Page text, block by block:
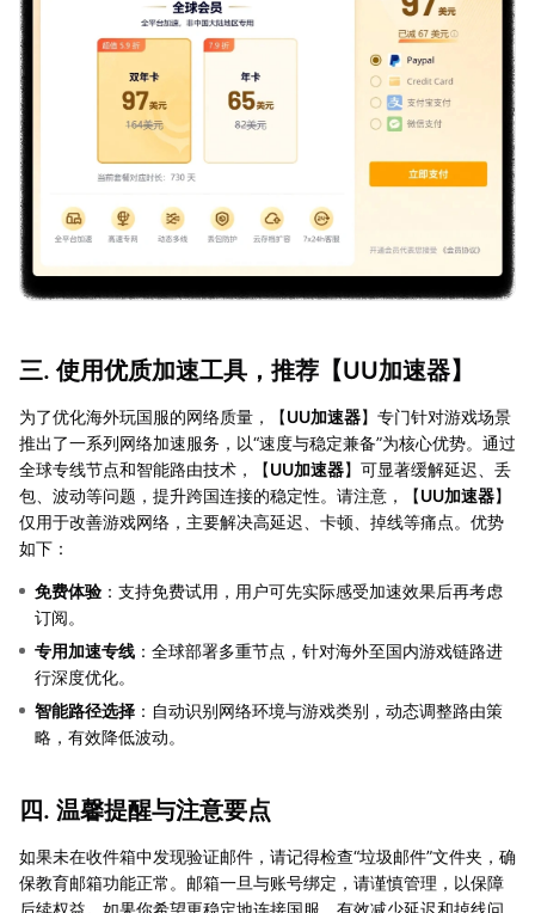
三. 使用优质加速工具，推荐【UU加速器】
为了优化海外玩国服的网络质量，【UU加速器】专门针对游戏场景
推出了一系列网络加速服务，以“速度与稳定兼备”为核心优势。通过
全球专线节点和智能路由技术，【UU加速器】可显著缓解延迟、丢
包、波动等问题，提升跨国连接的稳定性。请注意，【UU加速器】
仅用于改善游戏网络，主要解决高延迟、卡顿、掉线等痛点。优势
如下：
免费体验 ：支持免费试用，用户可先实际感受加速效果后再考虑
订阅。
专用加速专线 ：全球部署多重节点，针对海外至国内游戏链路进
行深度优化。
智能路径选择 ：自动识别网络环境与游戏类别，动态调整路由策
略，有效降低波动。
四. 温馨提醒与注意要点
如果未在收件箱中发现验证邮件，请记得检查“垃圾邮件”文件夹，确
保教育邮箱功能正常。邮箱一旦与账号绑定，请谨慎管理，以保障